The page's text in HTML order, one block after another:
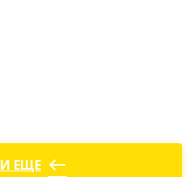
ЕЩЕ west